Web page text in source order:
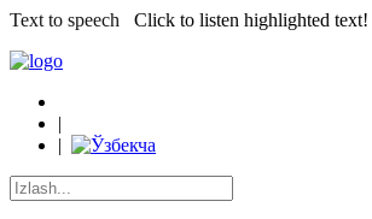
Text to speech Click to listen highlighted text!
|
|